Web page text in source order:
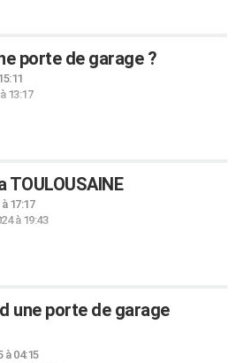
porte de garage ?
13:17
17:17
à 19:43
une porte de garage
à 04:15